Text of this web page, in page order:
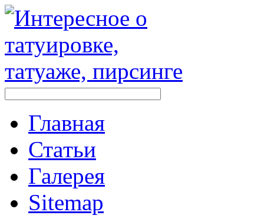
Главная
Стaтьи
Галерея
Sitemap